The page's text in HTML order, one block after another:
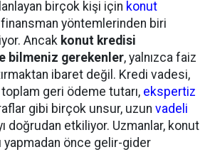
birçok kişi için konut
yöntemlerinden biri
Ancak konut kredisi
bilmeniz gerekenler, yalnızca faiz
ibaret değil. Kredi vadesi,
toplam geri ödeme tutarı, ekspertiz
gibi birçok unsur, uzun vadeli
doğrudan etkiliyor. Uzmanlar, konut
önce gelir-gider